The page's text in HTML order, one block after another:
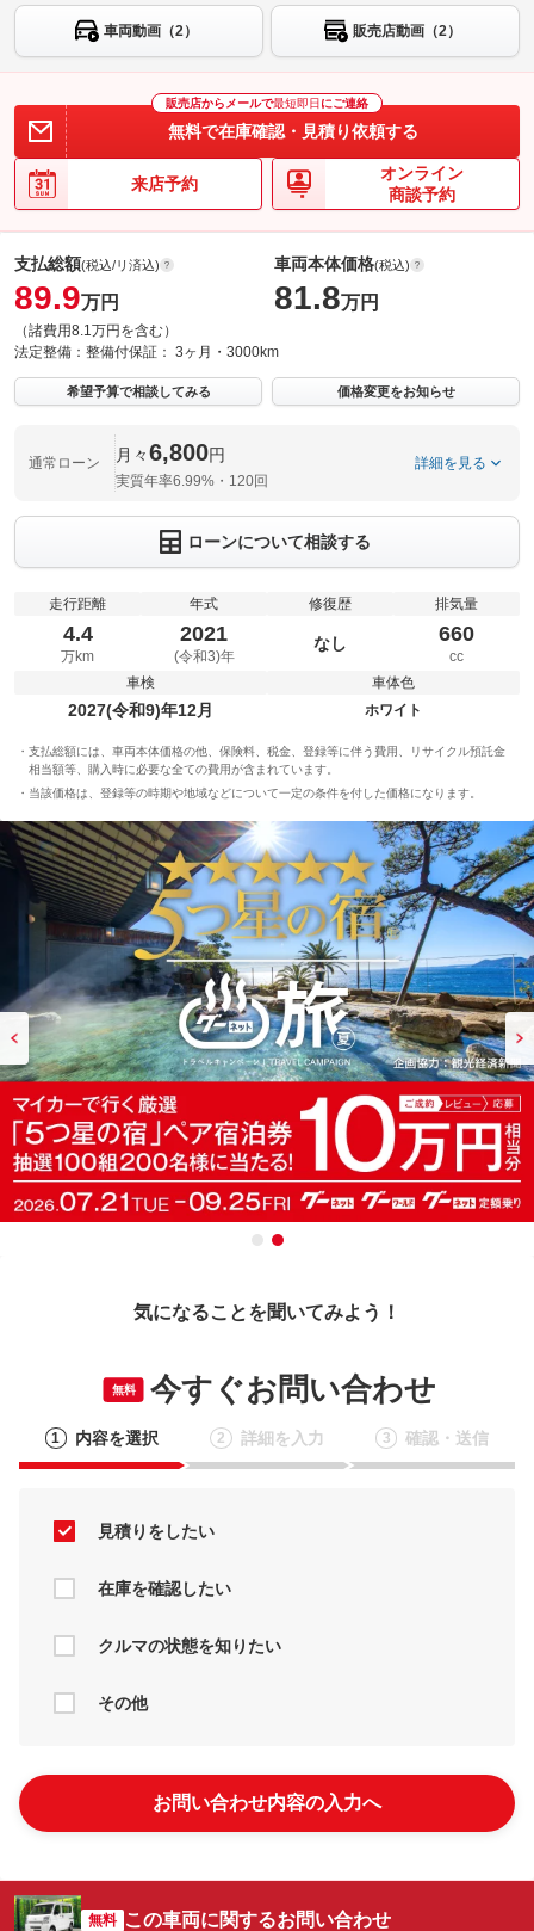
車両動画（2） 販売店動画（2）
販売店からメールで最短即日 にご連絡
無料で在庫確認・見積り依頼する
来店予約
オンライン
商談予約
支払総額(税込/リ済込)
89.9万円
（諸費用8.1万円を含む）
車両本体価格(税込)
81.8万円
法定整備： 整備付保証： 3ヶ月・3000km
希望予算で相談してみる 価格変更をお知らせ
通常ローン 月々6,800円
実質年率6.99%・120回
詳細を見る
ローンについて相談する
走行距離
4.4
万km
年式
2021
(令和3)年
修復歴
なし
排気量
660
cc
車検
2027(令和9)年12月
車体色
ホワイト
支払総額には、車両本体価格の他、保険料、税金、登録等に伴う費用、リサイクル預託金
相当額等、購入時に必要な全ての費用が含まれています。
当該価格は、登録等の時期や地域などについて一定の条件を付した価格になります。
気になることを聞いてみよう！
無料 今すぐお問い合わせ
1 内容を選択 2 詳細を入力 3 確認・送信
見積りをしたい
在庫を確認したい
クルマの状態を知りたい
その他
お問い合わせ内容の入力へ
無料 この車両に関するお問い合わせ